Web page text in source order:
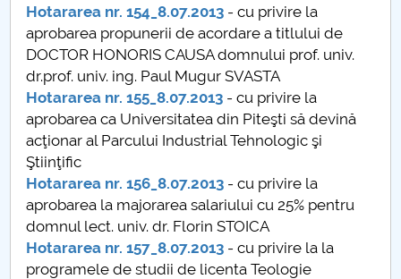
Hotărâri Senat din 25 martie 2013
Hotărâri Senat din 1 aprilie 2013
Hotărâri Senat din 29 aprilie 2013
Hotărâri Senat din 31 mai 2013
Hotărâri Senat din 17 iunie 2013
Hotărâri Senat din 8 iulie 2013
Hotararea nr. 154_8.07.2013 - cu privire la
aprobarea propunerii de acordare a titlului de
DOCTOR HONORIS CAUSA domnului prof. univ.
dr.prof. univ. ing. Paul Mugur SVASTA
Hotararea nr. 155_8.07.2013 - cu privire la
aprobarea ca Universitatea din Piteşti să devină
acţionar al Parcului Industrial Tehnologic şi
Ştiinţific
Hotararea nr. 156_8.07.2013 - cu privire la
aprobarea la majorarea salariului cu 25% pentru
domnul lect. univ. dr. Florin STOICA
Hotararea nr. 157_8.07.2013 - cu privire la la
programele de studii de licenta Teologie